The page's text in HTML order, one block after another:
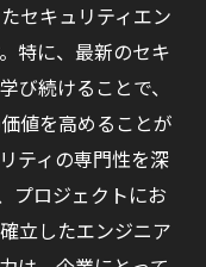
セキュリティエン
特に、最新のセキ
び続けることで、
値を高めることが
ティの専門性を深
プロジェクトにお
立したエンジニア